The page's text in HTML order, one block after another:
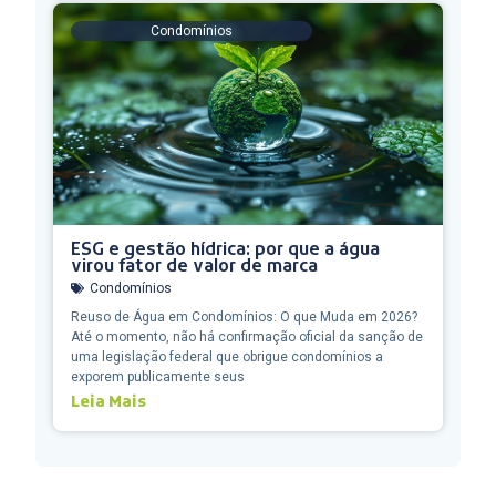
Condomínios
ESG e gestão hídrica: por que a água
virou fator de valor de marca
Condomínios
Reuso de Água em Condomínios: O que Muda em 2026?
Até o momento, não há confirmação oficial da sanção de
uma legislação federal que obrigue condomínios a
exporem publicamente seus
Leia Mais